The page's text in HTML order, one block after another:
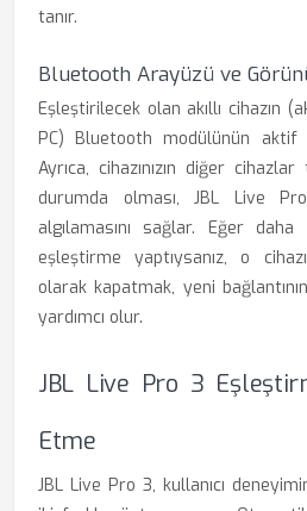
tanır.
Bluetooth Arayüzü ve
Eşleştirilecek olan akıllı cihazın
PC) Bluetooth modülünün aktif
Ayrıca, cihazınızın diğer
durumda olması, JBL Live
algılamasını sağlar. Eğer
eşleştirme yaptıysanız, o
olarak kapatmak, yeni
yardımcı olur.
JBL Live Pro 3
Etme
JBL Live Pro 3, kullanıcı